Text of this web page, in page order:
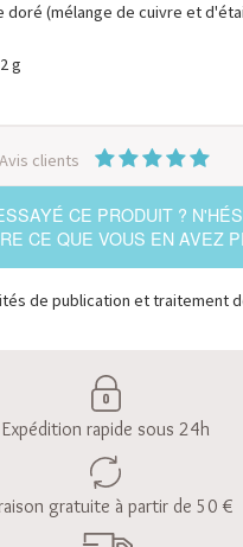
doré (mélange de cuivre et
g
Avis clients
CE PRODUIT ?
CE QUE VOUS EN AVEZ
de publication et traitement
Expédition rapide sous 24h
gratuite à partir de 50 €